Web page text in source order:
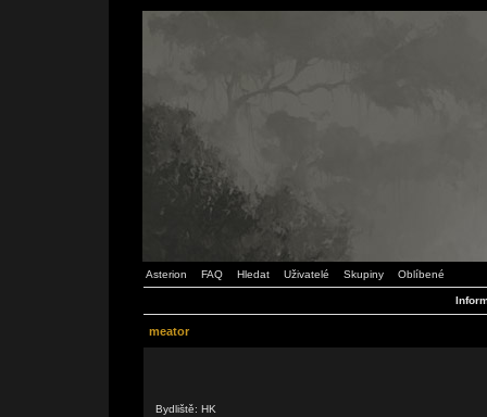
Asterion FAQ Hledat Uživatelé Skupiny Oblíbené
meator
Bydliště: HK